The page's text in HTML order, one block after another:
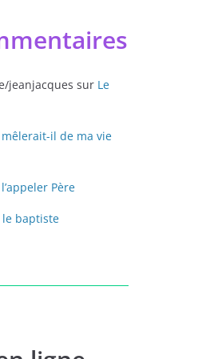
jeanjacques sur Le
il de ma vie
Père
le baptiste